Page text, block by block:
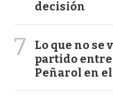
decisión
7
Lo que no se
partido entre
Peñarol en